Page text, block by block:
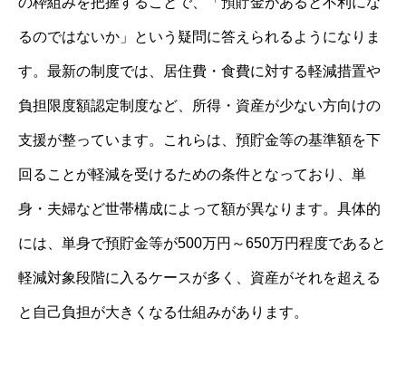
るのではないか」という疑問に答えられるようになりま
す。最新の制度では、居住費・食費に対する軽減措置や
負担限度額認定制度など、所得・資産が少ない方向けの
支援が整っています。これらは、預貯金等の基準額を下
回ることが軽減を受けるための条件となっており、単
身・夫婦など世帯構成によって額が異なります。具体的
には、単身で預貯金等が500万円～650万円程度であると
軽減対象段階に入るケースが多く、資産がそれを超える
と自己負担が大きくなる仕組みがあります。